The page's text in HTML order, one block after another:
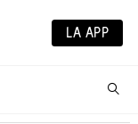
LA APP